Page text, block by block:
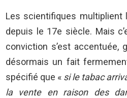
Les scientifiques multiplient
depuis le 17e siècle. Mais
conviction s’est accentuée,
désormais un fait
spécifié que « si le tabac
la vente en raison des